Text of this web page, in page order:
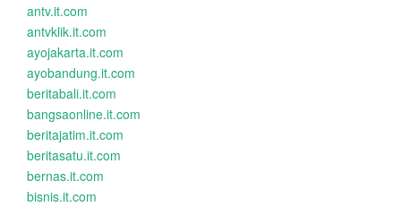
antv.it.com
antvklik.it.com
ayojakarta.it.com
ayobandung.it.com
beritabali.it.com
bangsaonline.it.com
beritajatim.it.com
beritasatu.it.com
bernas.it.com
bisnis.it.com